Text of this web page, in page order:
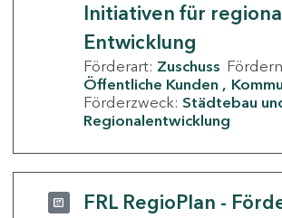
Initiativen für
Entwicklung
Förderart: Zuschuss
Öffentliche Kunden
Förderzweck: Städtebau
Regionalentwicklung
FRL RegioPlan -